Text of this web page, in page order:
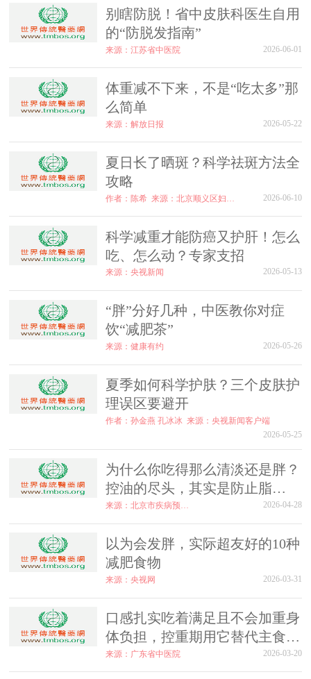
别瞎防脱！省中皮肤科医生自用
的“防脱发指南”
来源：江苏省中医院 2026-06-01
体重减不下来，不是“吃太多”那
么简单
来源：解放日报 2026-05-22
夏日长了晒斑？科学祛斑方法全
攻略
作者：陈希 2026-06-10
科学减重才能防癌又护肝！怎么
吃、怎么动？专家支招
来源：央视新闻 2026-05-13
“胖”分好几种，中医教你对症
饮“减肥茶”
来源：健康有约 2026-05-26
夏季如何科学护肤？三个皮肤护
理误区要避开
作者：孙金燕 孔冰冰 来源：央视新闻客户端
2026-05-25
为什么你吃得那么清淡还是胖？
控油的尽头，其实是防止脂
肪“偷袭”
来源：北京市疾病预防控制中心 2026-04-28
以为会发胖，实际超友好的10种
减肥食物
来源：央视网 2026-03-31
口感扎实吃着满足且不会加重身
体负担，控重期用它替代主食再
合适不过
来源：广东省中医院 2026-03-20